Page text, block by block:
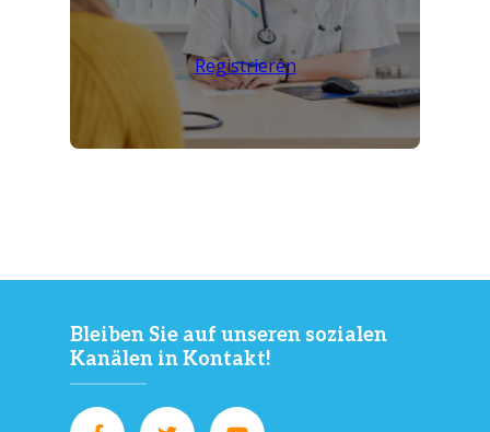
Registrieren
Bleiben Sie auf unseren sozialen
Kanälen in Kontakt!